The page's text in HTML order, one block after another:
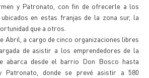
y Patronato, con fin de ofrecerle a los
en estas franjas de la zona sur, la
que a otros.
Abril, a cargo de cinco organizaciones libres
de asistir a los emprendedores de la
abarca desde el barrio Don Bosco hasta
Patronato, donde se prevé asistir a 580